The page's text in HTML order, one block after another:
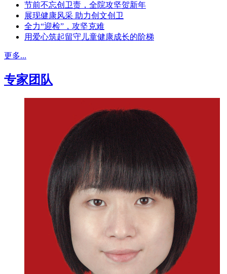
节前不忘创卫责，全院攻坚贺新年
展现健康风采 助力创文创卫
全力“迎检”，攻坚克难
用爱心筑起留守儿童健康成长的阶梯
更多...
专家团队